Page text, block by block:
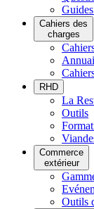
Cahiers des
charges
RHD
La
Outils
Commerce
extérieur
Outils